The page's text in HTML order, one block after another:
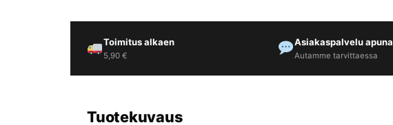
Toimitus alkaen
5,90 €
Asiakaspalvelu apuna
Autamme tarvittaessa
Tuotekuvaus